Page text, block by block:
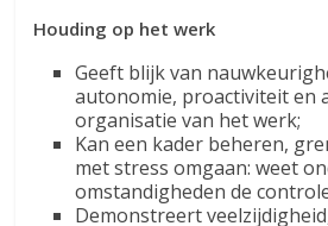
Houding op het werk
Geeft blijk van
autonomie, proactiviteit en
organisatie van het werk;
Kan een kader beheren,
met stress omgaan: weet
omstandigheden de
Demonstreert